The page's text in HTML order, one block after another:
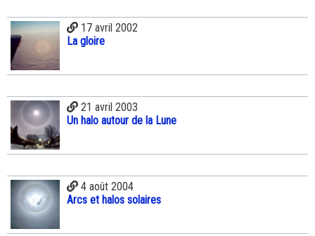
17 avril 2002
La gloire
21 avril 2003
Un halo autour de la Lune
4 août 2004
Arcs et halos solaires